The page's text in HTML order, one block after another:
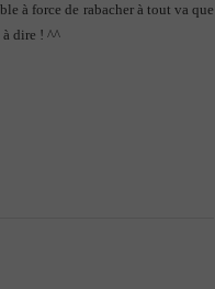
à force de rabacher à tout va que
dire ! ^^